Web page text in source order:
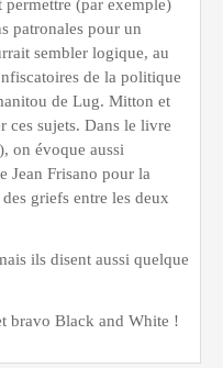
permettre (par exemple)
patronales pour un
sembler logique, au
de la politique
de Lug. Mitton et
ces sujets. Dans le livre
on évoque aussi
Jean Frisano pour la
griefs entre les deux
ils disent aussi quelque
bravo Black and White !